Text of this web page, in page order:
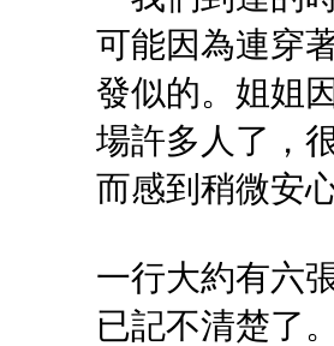
可能因為連穿
發似的。姐姐
場許多人了，
而感到稍微安心
一行大約有六
已記不清楚了。